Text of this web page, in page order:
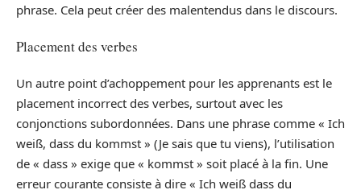
phrase. Cela peut créer des malentendus dans le discours.
Placement des verbes
Un autre point d’achoppement pour les apprenants est le
placement incorrect des verbes, surtout avec les
conjonctions subordonnées. Dans une phrase comme « Ich
weiß, dass du kommst » (Je sais que tu viens), l’utilisation
de « dass » exige que « kommst » soit placé à la fin. Une
erreur courante consiste à dire « Ich weiß dass du